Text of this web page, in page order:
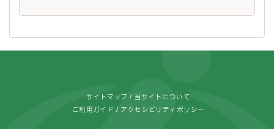
サイトマップ 当サイトについて
ご利用ガイド アクセシビリティポリシー